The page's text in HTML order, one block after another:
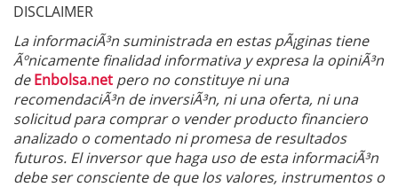
DISCLAIMER
La informaciÃ³n suministrada en estas pÃ¡ginas tiene
Ãºnicamente finalidad informativa y expresa la opiniÃ³n
deEnbolsa.net pero no constituye ni una
recomendaciÃ³n de inversiÃ³n, ni una oferta, ni una
solicitud para comprar o vender producto financiero
analizado o comentado ni promesa de resultados
futuros. El inversor que haga uso de esta informaciÃ³n
debe ser consciente de que los valores, instrumentos o